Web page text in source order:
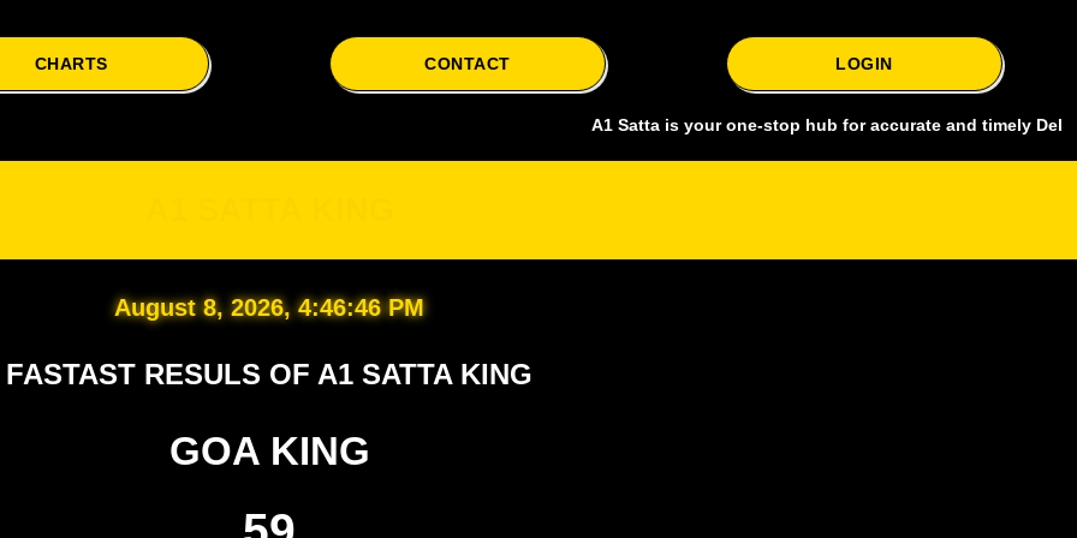
CHARTS CONTACT LOGIN
A1 Satta is your one-stop hub for accurate and timely Delhi
August 8, 2026, 4:46:47 PM
FASTAST RESULS OF A1 SATTA KING
GOA KING